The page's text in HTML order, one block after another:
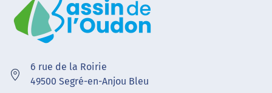
6 rue de la Roirie
49500 Segré-en-Anjou Bleu